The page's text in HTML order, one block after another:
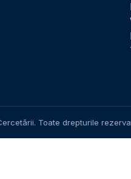
Toate drepturile